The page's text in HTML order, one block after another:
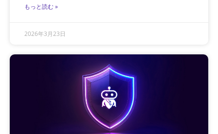
もっと読む »
2026年3月23日